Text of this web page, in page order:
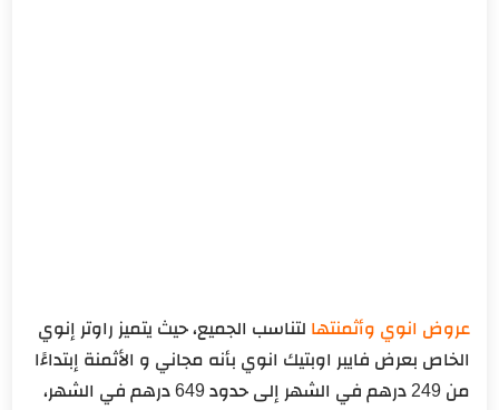
عروض انوي وأثمنتها لتناسب الجميع، حيث يتميز راوتر إنوي
الخاص بعرض فايبر اوبتيك انوي بأنه مجاني و الأثمنة إبتداءًا
من 249 درهم في الشهر إلى حدود 649 درهم في الشهر،